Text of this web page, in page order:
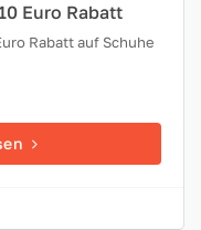
Euro Rabatt
Rabatt auf Schuhe